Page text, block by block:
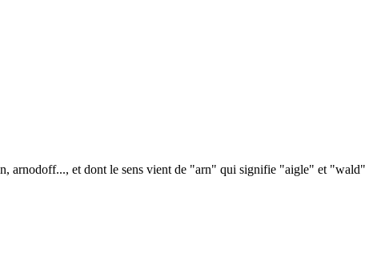
arnodoff..., et dont le sens vient de "arn" qui signifie "aigle" et "wald"